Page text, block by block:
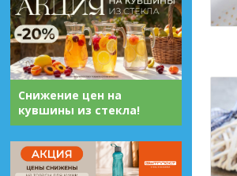
Снижение цен на
кувшины из стекла!